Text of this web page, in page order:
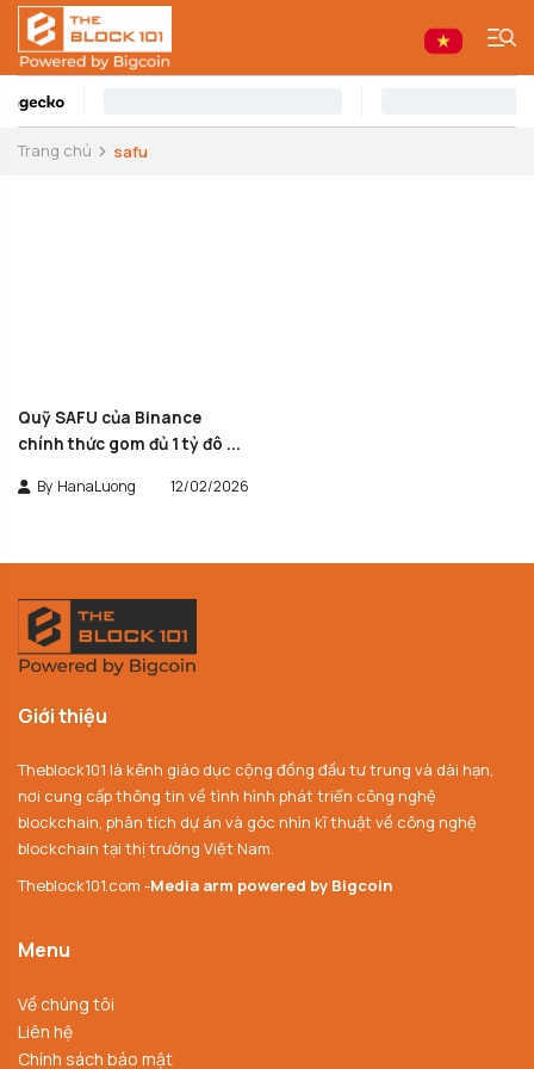
Trang chủ safu
Quỹ SAFU của Binance
chính thức gom đủ 1 tỷ đô ...
By HanaLuong 12/02/2026
Giới thiệu
Theblock101 là kênh giáo dục cộng đồng đầu tư trung và dài hạn,
nơi cung cấp thông tin về tình hình phát triển công nghệ
blockchain, phân tích dự án và góc nhìn kĩ thuật về công nghệ
blockchain tại thị trường Việt Nam.
Theblock101.com -Media arm powered by Bigcoin
Menu
Về chúng tôi
Liên hệ
Chính sách bảo mật